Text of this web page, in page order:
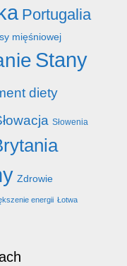
Portugalia
mięśniowej
Stany
diety
Słowenia
Zdrowie
energii Łotwa